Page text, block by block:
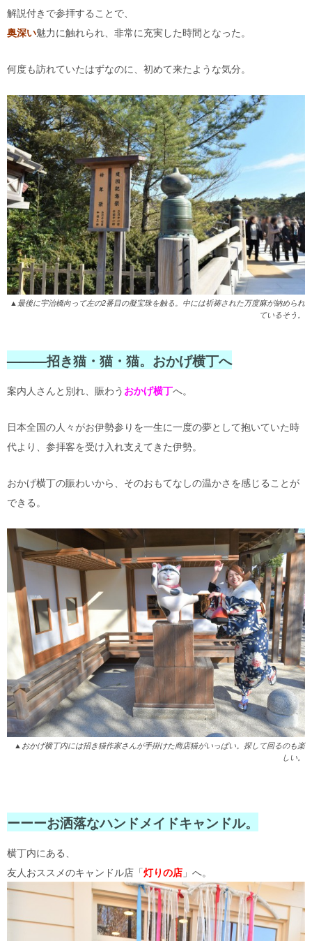
解説付きで参拝することで、
奥深い魅力に触れられ、非常に充実した時間となった。
何度も訪れていたはずなのに、初めて来たような気分。
▲最後に宇治橋向って左の2番目の擬宝珠を触る。中には祈祷された万度麻が納められ
ているそう。
———招き猫・猫・猫。おかげ横丁へ
案内人さんと別れ、賑わう おかげ横丁へ。
日本全国の人々がお伊勢参りを一生に一度の夢として抱いていた時
代より、参拝客を受け入れ支えてきた伊勢。
おかげ横丁の賑わいから、そのおもてなしの温かさを感じることが
できる。
▲おかげ横丁内には招き猫作家さんが手掛けた商店猫がいっぱい。探して回るのも楽
しい。
ーーーお洒落なハンドメイドキャンドル。
横丁内にある、
友人おススメのキャンドル店「灯りの店 」へ。